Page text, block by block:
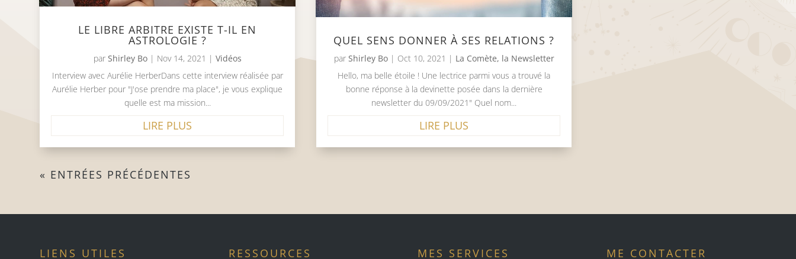
LE LIBRE ARBITRE EXISTE T-IL EN
ASTROLOGIE ?
par Shirley Bo| Nov 14, 2021 | Vidéos
Interview avec Aurélie HerberDans cette interview réalisée par
Aurélie Herber pour "J'ose prendre ma place", je vous explique
quelle est ma mission...
LIRE PLUS
QUEL SENS DONNER À SES RELATIONS ?
par Shirley Bo| Oct 10, 2021 | La Comète, la Newsletter
Hello, ma belle étoile ! Une lectrice parmi vous a trouvé la
bonne réponse à la devinette posée dans la dernière
newsletter du 09/09/2021" Quel nom...
LIRE PLUS
« ENTRÉES PRÉCÉDENTES
LIENS UTILES RESSOURCES MES SERVICES ME CONTACTER